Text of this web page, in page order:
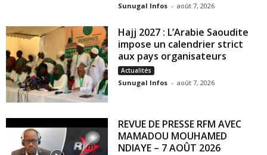
Sunugal Infos - août 7, 2026
Hajj 2027 : L’Arabie Saoudite
impose un calendrier strict
aux pays organisateurs
Actualités
Sunugal Infos - août 7, 2026
REVUE DE PRESSE RFM AVEC
MAMADOU MOUHAMED
NDIAYE – 7 AOÛT 2026